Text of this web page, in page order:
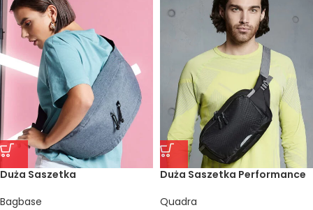
Duża Saszetka
Bagbase
Duża Saszetka Performance
Quadra